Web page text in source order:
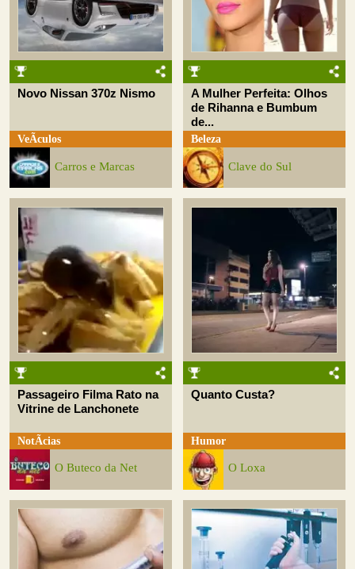
Novo Nissan 370z Nismo
VeÃ­culos
Carros e Marcas
A Mulher Perfeita: Olhos
de Rihanna e Bumbum
de...
Beleza
Clave do Sul
Passageiro Filma Rato na
Vitrine de Lanchonete
NotÃ­cias
O Buteco da Net
Quanto Custa?
Humor
O Loxa